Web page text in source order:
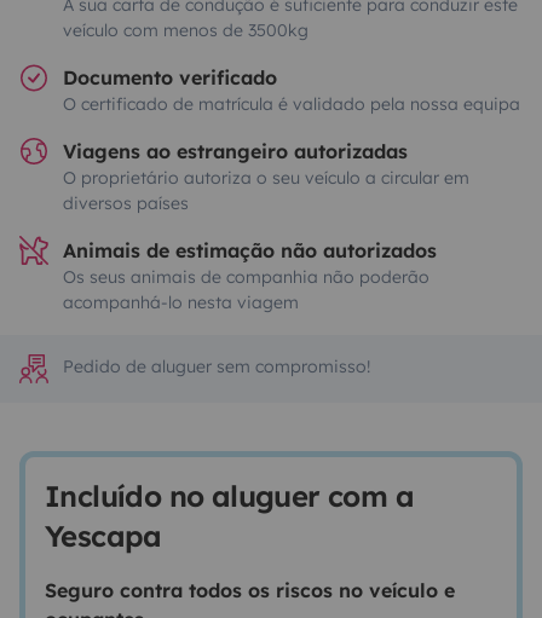
A sua carta de condução é suficiente para conduzir este
veículo com menos de 3500kg
Documento verificado
O certificado de matrícula é validado pela nossa equipa
Viagens ao estrangeiro autorizadas
O proprietário autoriza o seu veículo a circular em
diversos países
Animais de estimação não autorizados
Os seus animais de companhia não poderão
acompanhá-lo nesta viagem
Pedido de aluguer sem compromisso!
Incluído no aluguer com a
Yescapa
Seguro contra todos os riscos no veículo e